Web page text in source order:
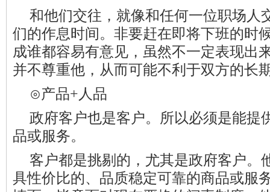
和他们交往，就像和任何一位职场人
们的作息时间。非要赶在即将下班的时
成谁都容易有意见，虽然不一定表现出
并不尊重他，从而可能不利于双方的长
⊙产品+人品
政府客户也是客户。所以必须是能提
品或服务。
客户都是挑剔的，尤其是政府客户。
具性价比的、品质稳定可靠的商品或服